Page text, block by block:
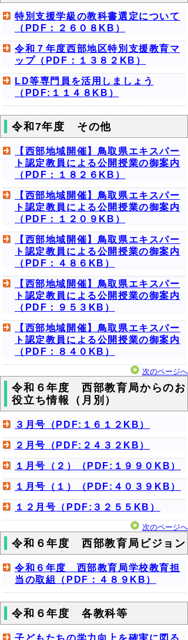
特別支援学級の教科書選定について
（PDF：２６０８KB）
令和７年度西部地区特別支援教育マ
ップ（PDF：１３８２KB）
LD等専門員を活用しましょう
（PDF:１１４８KB）
令和7年度 その他
【西部地域開催】鳥取県エキスパー
ト認定教員による公開授業の御案内
（PDF：１８２６KB）
【西部地域開催】鳥取県エキスパー
ト認定教員による公開授業の御案内
（PDF：１２０９KB）
【西部地域開催】鳥取県エキスパー
ト認定教員による公開授業の御案内
（PDF：４８６KB）
【西部地域開催】鳥取県エキスパー
ト認定教員による公開授業の御案内
（PDF：９５３KB）
【西部地域開催】鳥取県エキスパー
ト認定教員による公開授業の御案内
（PDF：８４０KB）
次のページへ
令和６年度 西部教育局からのお
役立ち情報（月別）
３月号（PDF:１６１２KB）
２月号（PDF:２４３２KB）
１月号（２）（PDF:１９９０KB）
１月号（１）（PDF:４０３９KB）
１２月号（PDF:３２５５KB）
次のページへ
令和６年度 西部教育局ビジョン
令和６年度 西部教育局学校教育担
当の取組（PDF：４８９KB）
令和６年度 各教科等
子どもたちの学力向上を確実に図る